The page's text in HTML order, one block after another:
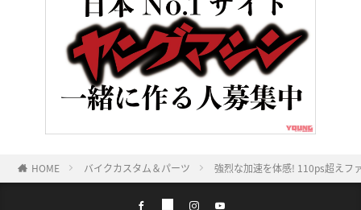
HOME バイクカスタム＆パーツ 強烈な加速を体感! 110ps超えフ